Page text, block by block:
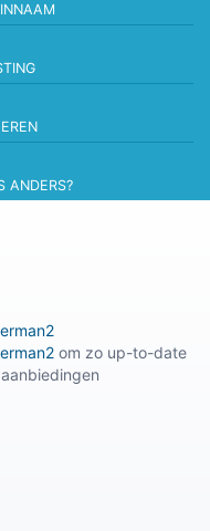
ANDERS?
om zo up-to-date